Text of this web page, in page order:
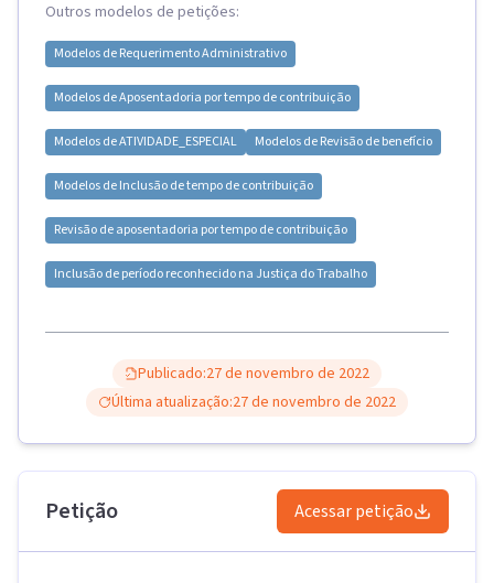
Outros modelos de petições:
Modelos deRequerimento Administrativo
Modelos deAposentadoria por tempo de contribuição
Modelos deATIVIDADE_ESPECIAL Modelos deRevisão de benefício
Modelos deInclusão de tempo de contribuição
Revisão de aposentadoria por tempo de contribuição
Inclusão de período reconhecido na Justiça do Trabalho
Publicado:27 de novembro de 2022
Última atualização:27 de novembro de 2022
Petição Acessar petição